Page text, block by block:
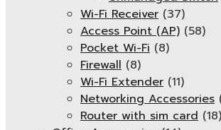
Wi-Fi Receiver (37)
Access Point (AP) (58)
Pocket Wi-Fi (8)
Firewall (8)
Wi-Fi Extender (11)
Networking Accessories
Router with sim card (18)